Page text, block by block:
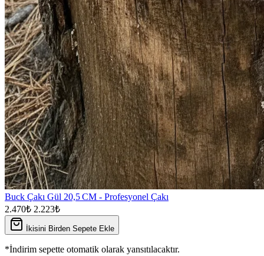
Buck Çakı Gül 20,5 CM - Profesyonel Çakı
2.470₺ 2.223₺
İkisini Birden Sepete Ekle
*İndirim sepette otomatik olarak yansıtılacaktır.